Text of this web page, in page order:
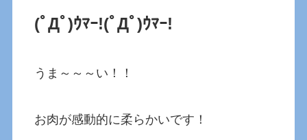
(ﾟДﾟ)ｳﾏｰ!(ﾟДﾟ)ｳﾏｰ!
うま～～～い！！
お肉が感動的に柔らかいです！